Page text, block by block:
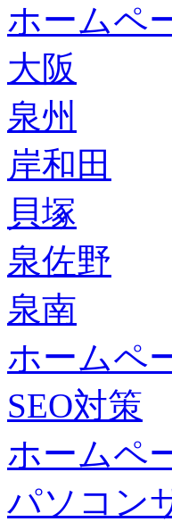
ホームペ
大阪
泉州
岸和田
貝塚
泉佐野
泉南
ホームペ
SEO対策
ホームペ
パソコン